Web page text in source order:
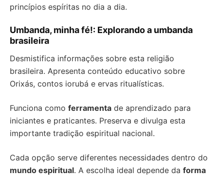
princípios espíritas no dia a dia.
Umbanda, minha fé!: Explorando a umbanda
brasileira
Desmistifica informações sobre esta religião
brasileira. Apresenta conteúdo educativo sobre
Orixás, contos iorubá e ervas ritualísticas.
Funciona como ferramenta de aprendizado para
iniciantes e praticantes. Preserva e divulga esta
importante tradição espiritual nacional.
Cada opção serve diferentes necessidades dentro do
mundo espiritual. A escolha ideal depende da forma